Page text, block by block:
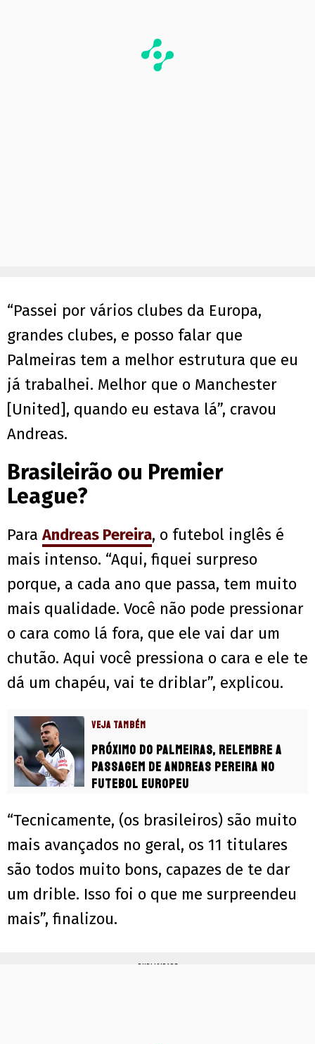
“Passei por vários clubes da Europa,
grandes clubes, e posso falar que
Palmeiras tem a melhor estrutura que eu
já trabalhei. Melhor que o Manchester
[United], quando eu estava lá”, cravou
Andreas.
Brasileirão ou Premier
League?
ParaAndreas Pereira, o futebol inglês é
mais intenso. “Aqui, fiquei surpreso
porque, a cada ano que passa, tem muito
mais qualidade. Você não pode pressionar
o cara como lá fora, que ele vai dar um
chutão. Aqui você pressiona o cara e ele te
dá um chapéu, vai te driblar”, explicou.
VEJA TAMBÉM
Próximo do Palmeiras, relembre a
passagem de Andreas Pereira no
futebol europeu
“Tecnicamente, (os brasileiros) são muito
mais avançados no geral, os 11 titulares
são todos muito bons, capazes de te dar
um drible. Isso foi o que me surpreendeu
mais”, finalizou.
PUBLICIDADE